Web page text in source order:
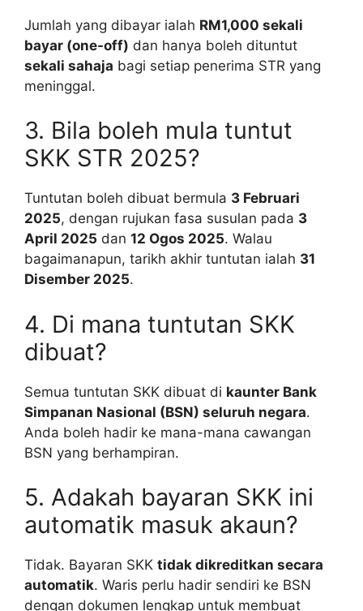
Jumlah yang dibayar ialah RM1,000 sekali
bayar (one-off) dan hanya boleh dituntut
sekali sahaja bagi setiap penerima STR yang
meninggal.
3. Bila boleh mula tuntut
SKK STR 2025?
Tuntutan boleh dibuat bermula 3 Februari
2025, dengan rujukan fasa susulan pada 3
April 2025 dan 12 Ogos 2025. Walau
bagaimanapun, tarikh akhir tuntutan ialah 31
Disember 2025.
4. Di mana tuntutan SKK
dibuat?
Semua tuntutan SKK dibuat di kaunter Bank
Simpanan Nasional (BSN) seluruh negara.
Anda boleh hadir ke mana-mana cawangan
BSN yang berhampiran.
5. Adakah bayaran SKK ini
automatik masuk akaun?
Tidak. Bayaran SKK tidak dikreditkan secara
automatik. Waris perlu hadir sendiri ke BSN
dengan dokumen lengkap untuk membuat